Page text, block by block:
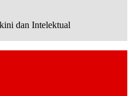
dan Intelektual